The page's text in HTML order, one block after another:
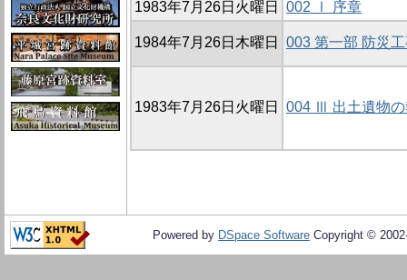
1983年7月26日火曜日 002 Ⅰ 序章
1984年7月26日木曜日 003 第一部 防災
1983年7月26日火曜日 004 Ⅲ 出土遺物の
Powered by DSpace Software Copyright ©